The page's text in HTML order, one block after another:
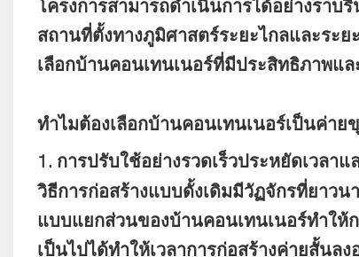
โครงการสามารถดำเนินการได้อย่างรา
สถานที่ตั้งทางภูมิศาสตร์ระยะไกลและระ
เลือกบ้านคอนเทนเนอร์ที่มีประสิทธิภาพแล
ทำไมต้องเลือกบ้านคอนเทนเนอร์เป็นค่าย
1. การปรับใช้อย่างรวดเร็วประหยัดเวลาแ
วิธีการก่อสร้างแบบดั้งเดิมมีวัฏจักรที่ยาว
แบบแยกส่วนของบ้านคอนเทนเนอร์ทำให้
เป็นไปได้ทำให้เวลาการก่อสร้างค่ายสั้นล